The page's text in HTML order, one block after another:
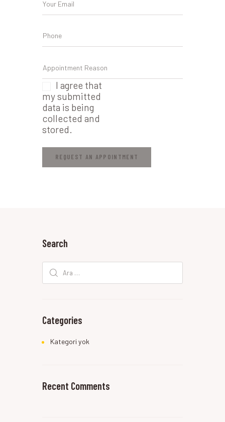
I agree that
my submitted
data is being
collected and
stored.
Search
Arama:
Categories
Kategori yok
Recent Comments